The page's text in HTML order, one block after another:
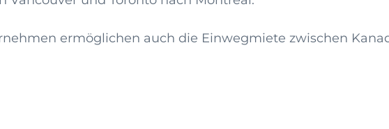
ermöglichen auch die Einwegmiete zwischen